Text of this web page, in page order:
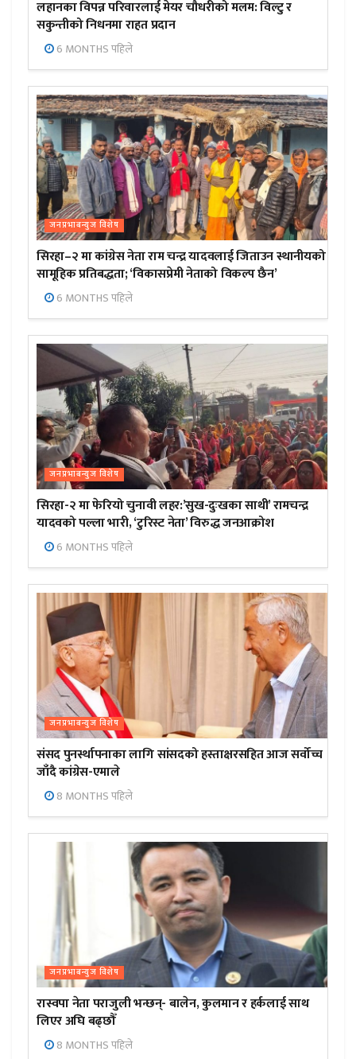
लहानका विपन्न परिवारलाई मेयर चौधरीको मलम: विल्टु र
सकुन्तीको निधनमा राहत प्रदान
6 MONTHS पहिले
जनप्रभाबन्युज विशेष
सिरहा–२ मा कांग्रेस नेता राम चन्द्र यादवलाई जिताउन स्थानीयको
सामूहिक प्रतिबद्धता; ‘विकासप्रेमी नेताको विकल्प छैन’
6 MONTHS पहिले
जनप्रभाबन्युज विशेष
सिरहा-२ मा फेरियो चुनावी लहर:’सुख-दुःखका साथी’ रामचन्द्र
यादवको पल्ला भारी, ‘टुरिस्ट नेता’ विरुद्ध जनआक्रोश
6 MONTHS पहिले
जनप्रभाबन्युज विशेष
संसद पुनर्स्थापनाका लागि सांसदको हस्ताक्षरसहित आज सर्वोच्च
जाँदै कांग्रेस-एमाले
8 MONTHS पहिले
जनप्रभाबन्युज विशेष
रास्वपा नेता पराजुली भन्छन्- बालेन, कुलमान र हर्कलाई साथ
लिएर अघि बढ्छौँ
8 MONTHS पहिले